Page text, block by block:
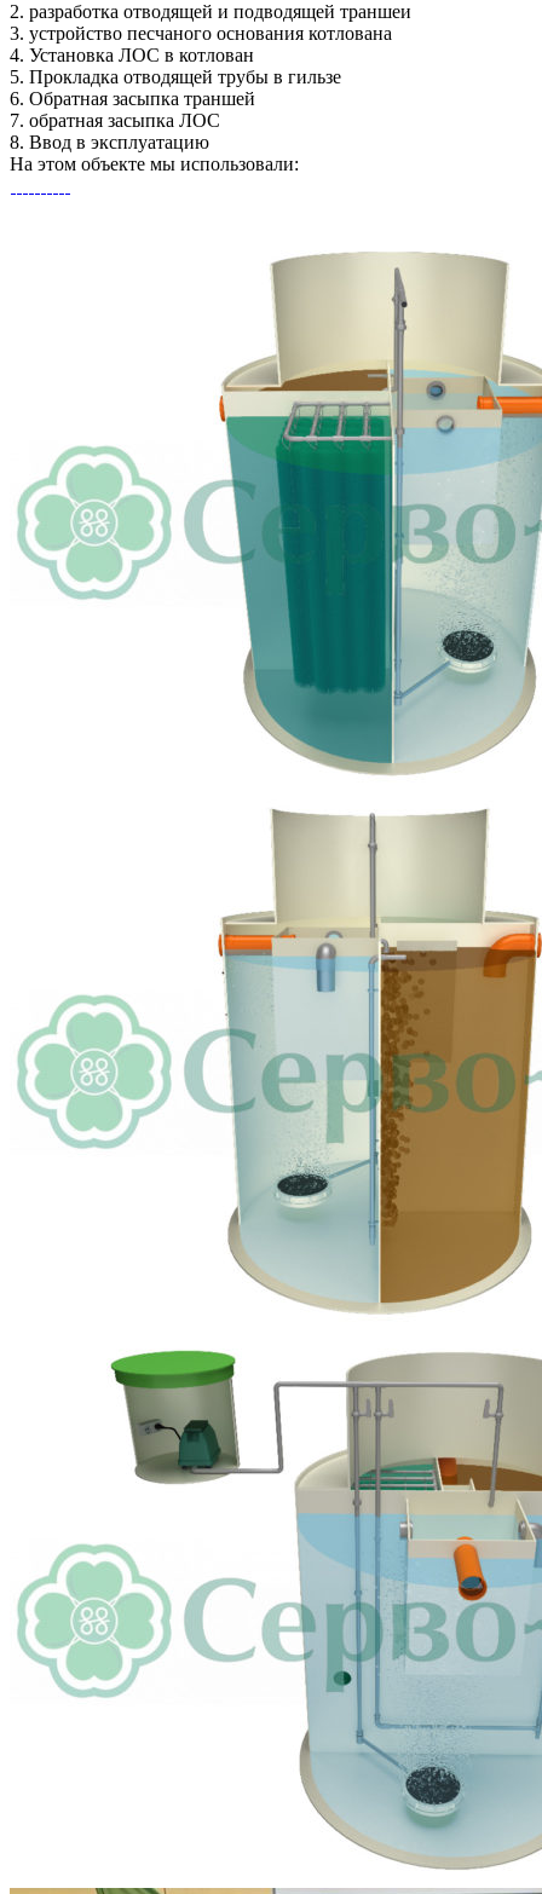
2. разработка отводящей и подводящей траншеи
3. устройство песчаного основания котлована
4. Установка ЛОС в котлован
5. Прокладка отводящей трубы в гильзе
6. Обратная засыпка траншей
7. обратная засыпка ЛОС
8. Ввод в эксплуатацию
На этом объекте мы использовали: